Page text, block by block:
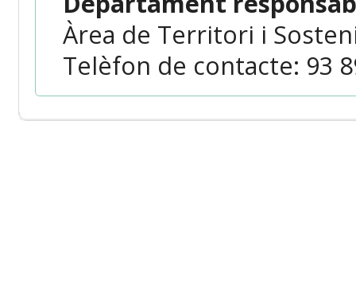
Àrea de Territori i
Telèfon de contacte: 93